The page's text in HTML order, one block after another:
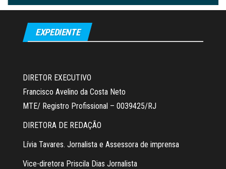
EXPEDIENTE
DIRETOR EXECUTIVO
Francisco Avelino da Costa Neto
MTE/ Registro Profissional – 0039425/RJ
DIRETORA DE REDAÇÃO
Lívia Tavares. Jornalista e Assessora de imprensa
Vice-diretora Priscila Dias Jornalista